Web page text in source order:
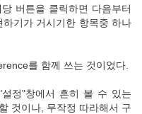
버튼을 클릭하면 다음부터
기가 거시기한 항목중 하나
를 함께 쓰는 것이었다.
정"창에서 흔히 볼 수 있는
것이나, 무작정 따라해서 구